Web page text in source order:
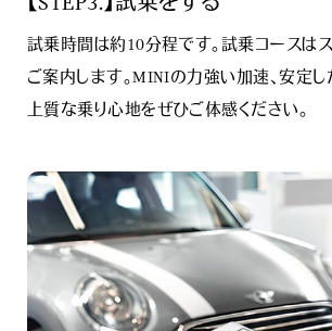
【STEP3.】試乗をする
試乗時間は約10分程です。試乗コースはス
ご案内します。MINIの力強い加速、安定し
上質な乗り心地をぜひご体感ください。